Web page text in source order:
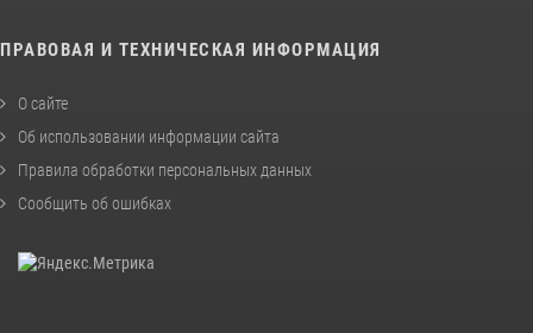
ПРАВОВАЯ И ТЕХНИЧЕСКАЯ ИНФОРМАЦИЯ
О сайте
Об использовании информации сайта
Правила обработки персональных данных
Сообщить об ошибках